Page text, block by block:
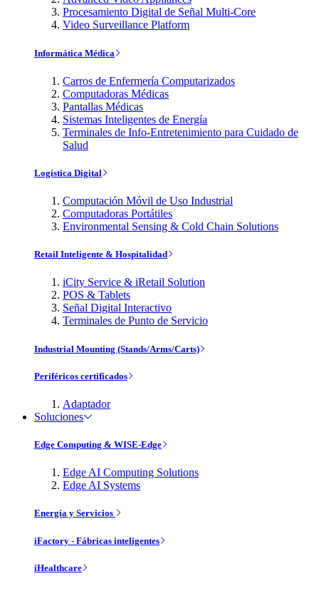
Procesamiento Digital de Señal Multi-Core
Video Surveillance Platform
Informática Médica
Carros de Enfermería Computarizados
Computadoras Médicas
Pantallas Médicas
Sistemas Inteligentes de Energía
Terminales de Info-Entretenimiento para Cuidado de
Salud
Logística Digital
Computación Móvil de Uso Industrial
Computadoras Portátiles
Environmental Sensing & Cold Chain Solutions
Retail Inteligente & Hospitalidad
iCity Service & iRetail Solution
POS & Tablets
Señal Digital Interactivo
Terminales de Punto de Servicio
Industrial Mounting (Stands/Arms/Carts)
Periféricos certificados
Adaptador
Soluciones
Edge Computing & WISE-Edge
Edge AI Computing Solutions
Edge AI Systems
Energía y Servicios
iFactory - Fábricas inteligentes
iHealthcare